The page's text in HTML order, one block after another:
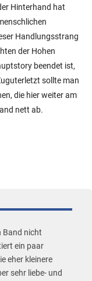
Hinterhand hat
Handlungsstrang
der Hohen
beendet ist,
sollte man
die hier weiter am
nett ab.
Band nicht
ein paar
eher kleinere
sehr liebe- und